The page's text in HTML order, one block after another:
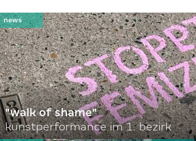
"walk of shame"
kunstperformance im 1. bezirk